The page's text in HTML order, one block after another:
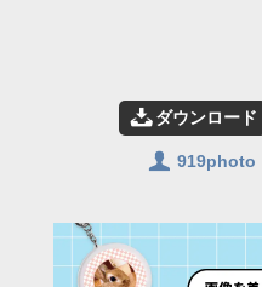
📥ダウンロード
👤 919photo